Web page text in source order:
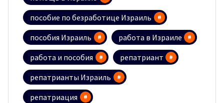
пособие по безработице Израиль
пособия Израиль
работа в Израиле
работа и пособия
репатриант
репатрианты Израиль
репатриация